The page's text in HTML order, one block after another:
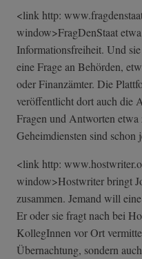
<link http:
window>FragD­enStaat
Informationsfreiheit. Und
eine Frage an Behörden,
oder Finanzämter. Die
veröffentlicht dort auch die
Fragen und Antworten
Geheimdiensten sind schon
<link http:
window>Hostw­riter bringt
zusammen. Jemand will
Er oder sie fragt nach bei
KollegInnen vor Ort
Übernachtung, sondern